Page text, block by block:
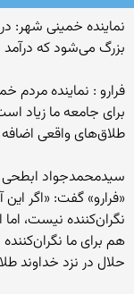
نماینده خمینی شهر:
بزرگ می‌شود که
فرارو : نماینده
طلاق‌های واقعی
سیدمحمدجواد ابطحی
«فرارو» گفت: «اگر این
نگران‌کننده نیست،
هم برای ما
حلال در نزد خداوند